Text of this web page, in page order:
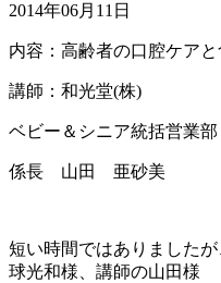
2014年06月11日
内容：高齢者の口腔ケア
講師：和光堂(株)
ベビー＆シニア統括営業
係長 山田 亜砂美
短い時間ではありました
球光和様、講師の山田様